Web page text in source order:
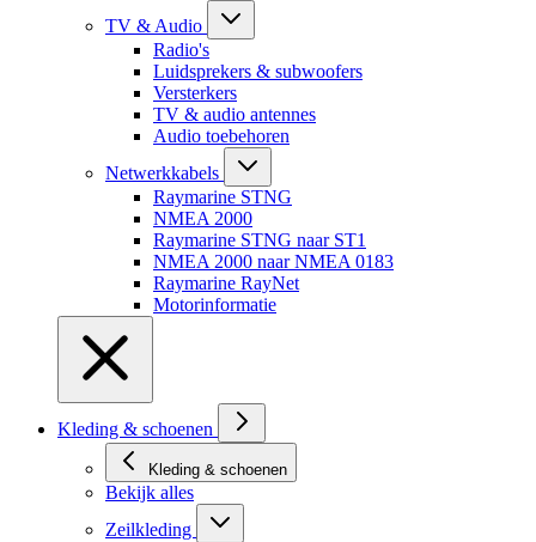
TV & Audio
Radio's
Luidsprekers & subwoofers
Versterkers
TV & audio antennes
Audio toebehoren
Netwerkkabels
Raymarine STNG
NMEA 2000
Raymarine STNG naar ST1
NMEA 2000 naar NMEA 0183
Raymarine RayNet
Motorinformatie
Kleding & schoenen
Kleding & schoenen
Bekijk alles
Zeilkleding